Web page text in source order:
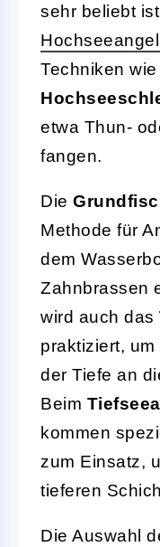
sehr beliebt
Techniken
etwa Thun-
fangen.
Die
Methode für
dem
Zahnbrassen
wird auch das
praktiziert,
der Tiefe an
Beim
kommen
zum Einsatz,
tieferen
Die Auswahl